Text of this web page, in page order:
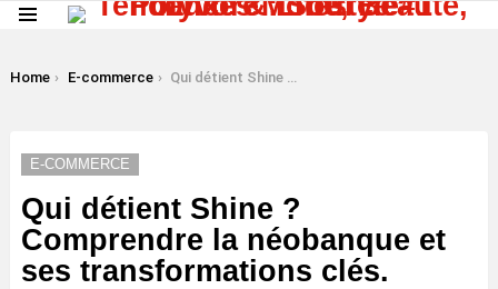
You are here:
Home E-commerce Qui détient Shine ? Comprendre la néobanque et ses transformations clés.
E-COMMERCE
Qui détient Shine ?
Comprendre la néobanque et
ses transformations clés.